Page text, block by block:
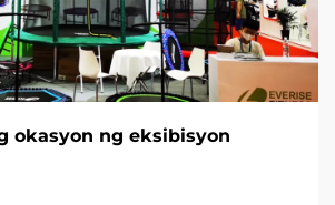
okasyon ng eksibisyon